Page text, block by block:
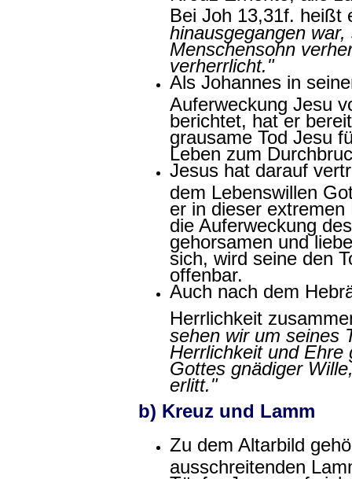
Bei Joh 13,31f. heißt
hinausgegangen
Menschensohn
verherrlicht."
Als Johannes in
Auferweckung Jesu
berichtet, hat er
grausame Tod Jesu
Leben zum
Jesus hat darauf
dem Lebenswillen
er in dieser
die Auferweckung
gehorsamen und
sich, wird seine den
offenbar.
Auch nach dem
Herrlichkeit
sehen wir um seines
Herrlichkeit und Ehre
Gottes gnädiger
erlitt."
b) Kreuz und Lamm
Zu dem Altarbild
ausschreitenden